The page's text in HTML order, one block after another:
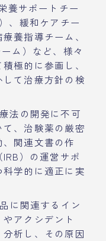
養サポートチー
、緩和ケアチー
養指導チーム、
ム）など、様々
極的に参画し、
て治療方針の検
法の開発に不可
、治験薬の厳密
関連文書の作
）の運営サポ
学的に適正に実
に関連するイン
アクシデント
分析し、その原因